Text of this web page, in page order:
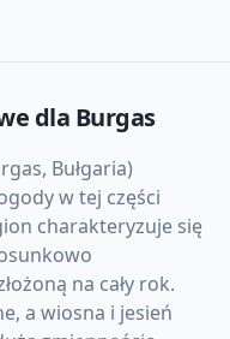
dla Burgas
Bułgaria)
w tej części
charakteryzuje się
na cały rok.
a wiosna i jesień